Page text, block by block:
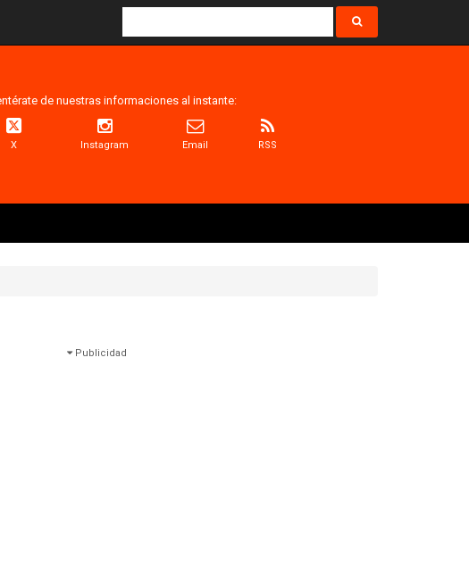
de nuestras informaciones al instante:
X Instagram Email RSS
Publicidad